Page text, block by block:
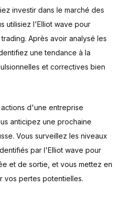
investir dans le marché des
utilisiez l'Elliot wave pour
Après avoir analysé les
une tendance à la
et correctives bien
d'une entreprise
anticipez une prochaine
Vous surveillez les niveaux
par l'Elliot wave pour
et de sortie, et vous mettez en
vos pertes potentielles.